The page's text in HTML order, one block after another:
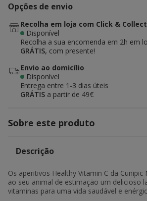
Opções de envio
Recolha em loja com Click & Collect
Disponível
Recolha a sua encomenda em 2h em
GRÁTIS, com presente!
Envio ao domicílio
Disponível
Entrega entre 1-3 dias úteis
GRÁTIS a partir de 49€
Sobre este produto
Descrição
Os aperitivos Healthy Vitamin C da
ao seu animal de estimação um delicioso
vitaminas para uma vida saudável e